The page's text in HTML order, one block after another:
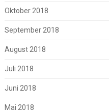
Oktober 2018
September 2018
August 2018
Juli 2018
Juni 2018
Mai 2018